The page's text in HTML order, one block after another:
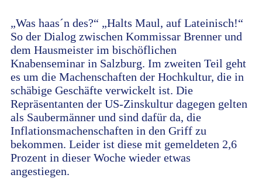
„Was haas´n des?“ „Halts Maul, auf Lateinisch!“
So der Dialog zwischen Kommissar Brenner und
dem Hausmeister im bischöflichen
Knabenseminar in Salzburg. Im zweiten Teil geht
es um die Machenschaften der Hochkultur, die in
schäbige Geschäfte verwickelt ist. Die
Repräsentanten der US-Zinskultur dagegen gelten
als Saubermänner und sind dafür da, die
Inflationsmachenschaften in den Griff zu
bekommen. Leider ist diese mit gemeldeten 2,6
Prozent in dieser Woche wieder etwas
angestiegen.